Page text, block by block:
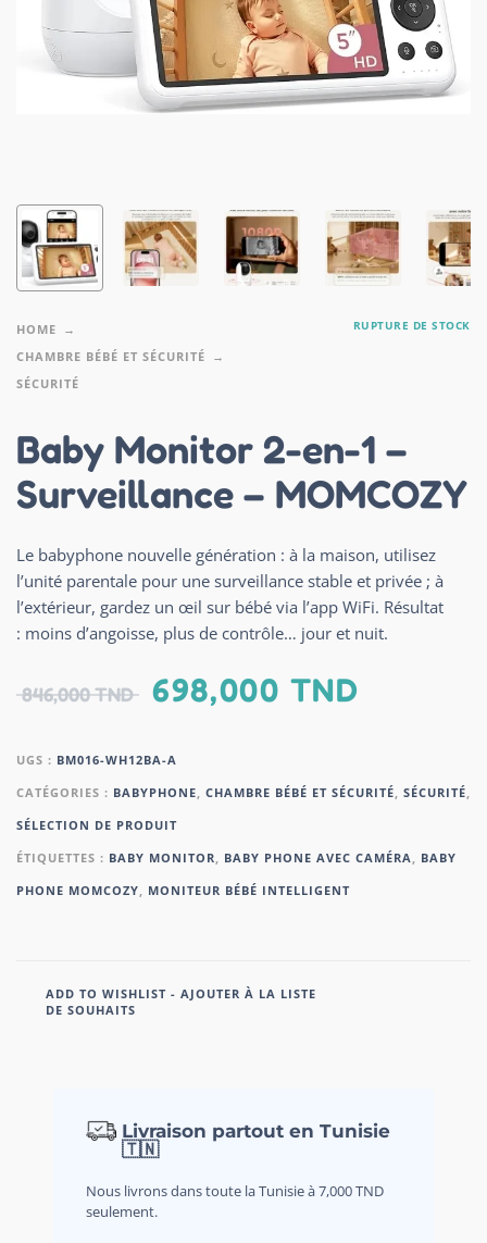
HOME
CHAMBRE BÉBÉ ET SÉCURITÉ
SÉCURITÉ
RUPTURE DE STOCK
Baby Monitor 2-en-1 –
Surveillance – MOMCOZY
Le babyphone nouvelle génération : à la maison, utilisez
l’unité parentale pour une surveillance stable et privée ; à
l’extérieur, gardez un œil sur bébé via l’app WiFi. Résultat
: moins d’angoisse, plus de contrôle… jour et nuit.
846,000TND 698,000 TND
UGS : BM016-WH12BA-A
CATÉGORIES : BABYPHONE CHAMBRE BÉBÉ ET SÉCURITÉ SÉCURITÉ
SÉLECTION DE PRODUIT
ÉTIQUETTES : BABY MONITOR BABY PHONE AVEC CAMÉRA
BABY
PHONE MOMCOZY
MONITEUR BÉBÉ INTELLIGENT
ADD TO WISHLIST - AJOUTER À LA LISTE
DE SOUHAITS
Livraison partout en Tunisie
🇹🇳
Nous livrons dans toute la Tunisie à 7,000 TND
seulement.